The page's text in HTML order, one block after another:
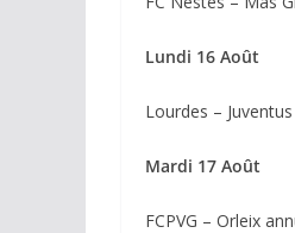
Lundi 16 Août
Lourdes –
Mardi 17 Août
FCPVG – Orleix